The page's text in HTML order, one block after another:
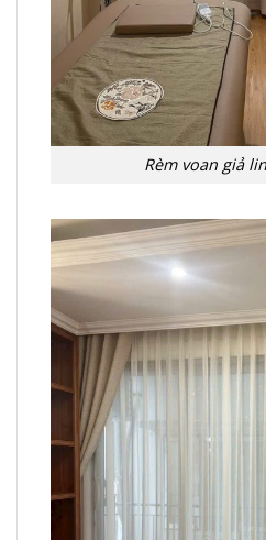
Rèm voan giả